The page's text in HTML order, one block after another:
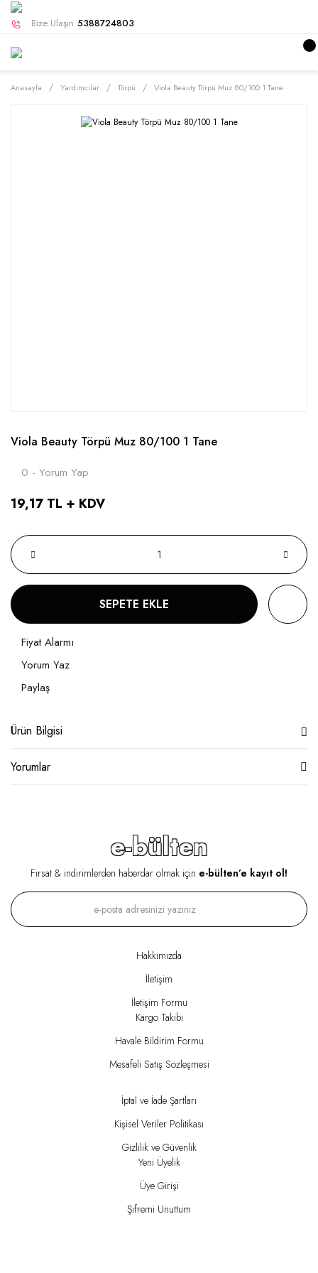
Bize Ulaşın 5388724803
Anasayfa Yardımcılar Törpü Viola Beauty Törpü Muz 80/100 1 Tane
Viola Beauty Törpü Muz 80/100 1 Tane
0 - Yorum Yap
19,17 TL + KDV
SEPETE EKLE
Fiyat Alarmı
Yorum Yaz
Paylaş
Ürün Bilgisi
Yorumlar
e-bülten
Fırsat & indirimlerden haberdar olmak için e-bülten’e kayıt ol!
Hakkımızda
İletişim
İletişim Formu
Kargo Takibi
Havale Bildirim Formu
Mesafeli Satış Sözleşmesi
İptal ve İade Şartları
Kişisel Veriler Politikası
Gizlilik ve Güvenlik
Yeni Üyelik
Üye Girişi
Şifremi Unuttum